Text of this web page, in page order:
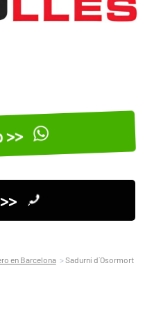
>>
en Barcelona Sadurní d´Osormort